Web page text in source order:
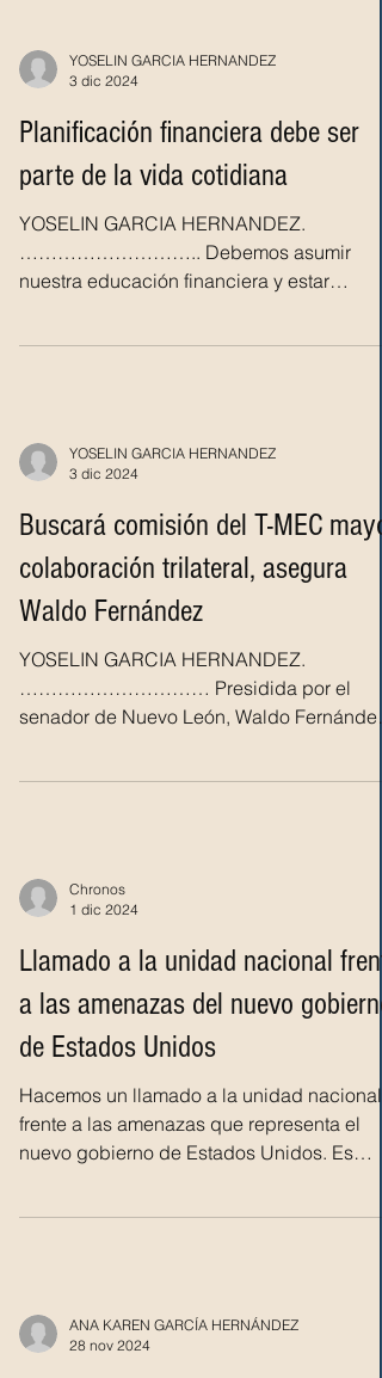
YOSELIN GARCIA HERNANDEZ
3 dic 2024
Planificación financiera debe ser
parte de la vida cotidiana
YOSELIN GARCIA HERNANDEZ.
……………………….. Debemos asumir
nuestra educación financiera y estar
YOSELIN GARCIA HERNANDEZ
3 dic 2024
Buscará comisión del T-MEC mayor
colaboración trilateral, asegura
Waldo Fernández
YOSELIN GARCIA HERNANDEZ.
………………………… Presidida por el
senador de Nuevo León, Waldo Fernández,
Chronos
1 dic 2024
Llamado a la unidad nacional frente
a las amenazas del nuevo gobierno
de Estados Unidos
Hacemos un llamado a la unidad nacional
frente a las amenazas que representa el
nuevo gobierno de Estados Unidos. Es
ANA KAREN GARCÍA HERNÁNDEZ
28 nov 2024